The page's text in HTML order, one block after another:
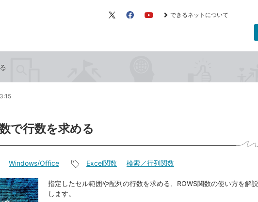
X（旧 FacebookYouTube
できるネットについて
で行数を求める
Windows/Office
事
Excel関数 検索／行列関数
指定したセル範囲や配列の行数を求める、ROWS関数の使い方を解説
します。